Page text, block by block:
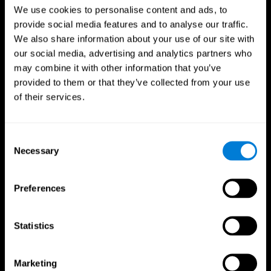
We use cookies to personalise content and ads, to
provide social media features and to analyse our traffic.
We also share information about your use of our site with
our social media, advertising and analytics partners who
may combine it with other information that you’ve
provided to them or that they’ve collected from your use
of their services.
Selection
Necessary
Preferences
Statistics
Marketing
اتخاذ القرار بشكل أسرع
المعرفي يمكن أن يحسن بشكل كبير قدرات الرياضيين على
اتخاذ القرار، مما يمنحهم الأفضلية خلال لحظات اللعب
تحسين التركيز
أفادت دراسة في مجلة علم النفس الرياضي والتمارين الرياضية